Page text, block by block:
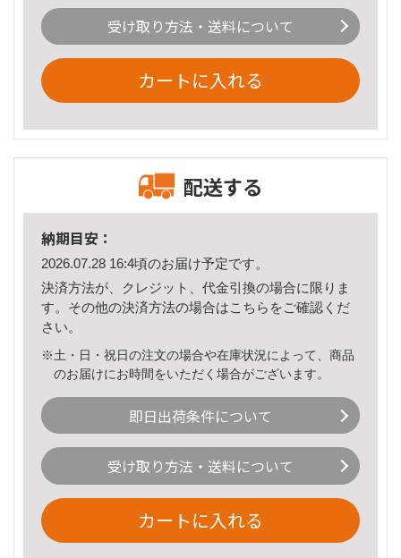
受け取り方法・送料について
カートに入れる
配送する
納期目安：
2026.07.28 16:4頃のお届け予定です。
決済方法が、クレジット、代金引換の場合に限りま
す。その他の決済方法の場合はこちら をご確認くだ
さい。
※土・日・祝日の注文の場合や在庫状況によって、商品
のお届けにお時間をいただく場合がございます。
即日出荷条件について
受け取り方法・送料について
カートに入れる